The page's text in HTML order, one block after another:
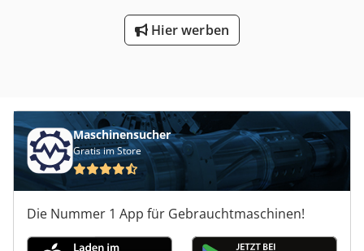
Hier werben
Maschinensucher
Gratis im Store
Die Nummer 1 App für Gebrauchtmaschinen!